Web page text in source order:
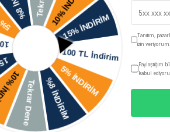
Yorumlar
Tanıtım,
izin veriyorum.
Paylaştığım
kabul